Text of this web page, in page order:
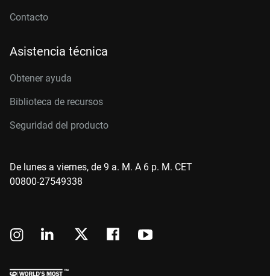
Contacto
Asistencia técnica
Obtener ayuda
Biblioteca de recursos
Seguridad del producto
De lunes a viernes, de 9 a. M. A 6 p. M. CET
00800-27549338